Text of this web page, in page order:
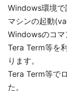
Windows環境で
マシンの起動
Windowsのコマ
Tera Term等を
ります。
Tera Term等で
た。